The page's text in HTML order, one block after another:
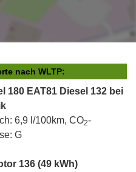
nach WLTP:
180 EAT81 Diesel 132 bei
6,9 l/100km, CO2-
G
136 (49 kWh)